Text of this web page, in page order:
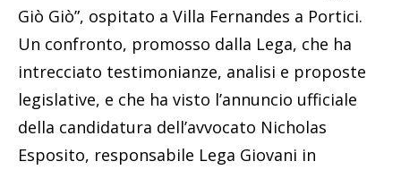
Giò Giò”, ospitato a Villa Fernandes a Portici.
Un confronto, promosso dalla Lega, che ha
intrecciato testimonianze, analisi e proposte
legislative, e che ha visto l’annuncio ufficiale
della candidatura dell’avvocato Nicholas
Esposito, responsabile Lega Giovani in